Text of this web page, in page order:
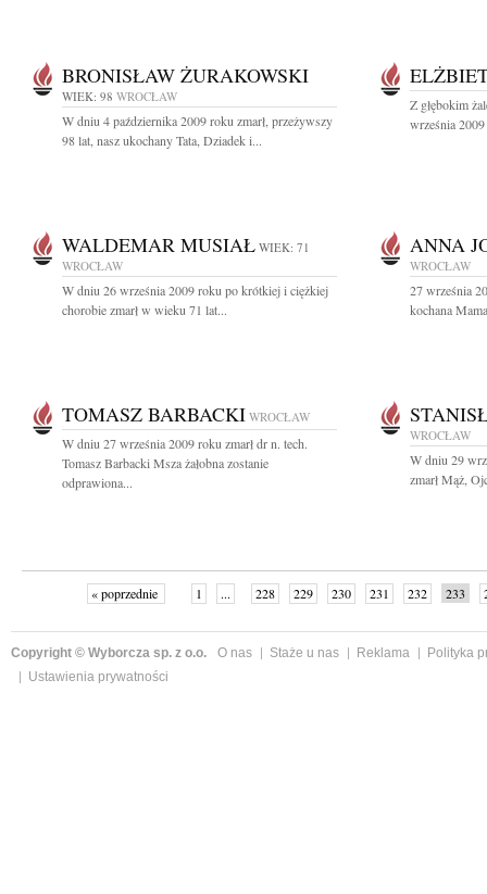
BRONISŁAW ŻURAKOWSKI
WIEK: 98 WROCŁAW
W dniu 4 października 2009 roku zmarł, przeżywszy
98 lat, nasz ukochany Tata, Dziadek i...
Z głębokim
września
WALDEMAR MUSIAŁ WIEK: 71
WROCŁAW
W dniu 26 września 2009 roku po krótkiej i ciężkiej
chorobie zmarł w wieku 71 lat...
ANNA
WROCŁAW
27 września
kochana
TOMASZ BARBACKI WROCŁAW
W dniu 27 września 2009 roku zmarł dr n. tech.
Tomasz Barbacki Msza żałobna zostanie
odprawiona...
WROCŁAW
W dniu 29
zmarł Mąż,
« poprzednie 1 ... 228 229 230 231 232 233
Copyright © Wyborcza sp. z o.o. O nas Staże u nas Reklama
Polityka
Ustawienia prywatności